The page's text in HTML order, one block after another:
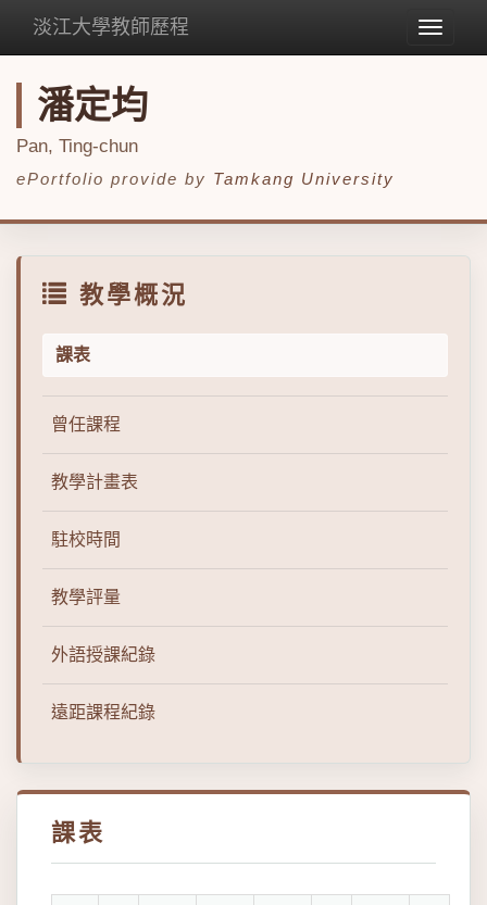
Toggle
淡江大學教師歷程
潘定均
Pan, Ting-chun
ePortfolio provide by Tamkang University
教學概況
課表
曾任課程
教學計畫表
駐校時間
教學評量
外語授課紀錄
遠距課程紀錄
課表